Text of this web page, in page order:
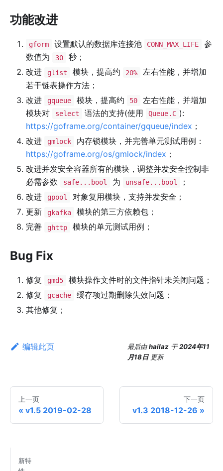
功能改进
gform 设置默认的数据库连接池 CONN_MAX_LIFE
参
数值为
30
秒；
改进
glist 模块，提高约 20%
左右性能，并增加
若干链表操作方法；
改进
gqueue 模块，提高约 50
左右性能，并增加
模块对
select 语法的支持(使用 Queue.C ):
https://goframe.org/container/gqueue/index ；
改进
gmlock
内存锁模块，并完善单元测试用例：
https://goframe.org/os/gmlock/index ；
改进并发安全容器所有的模块，调整并发安全控制非
必需参数
safe...bool 为 unsafe...bool
；
改进
gpool
对象复用模块，支持并发安全；
更新
gkafka
模块的第三方依赖包；
完善
ghttp 模块的单元测试用例；
Bug Fix
修复 gmd5
模块操作文件时的文件指针未关闭问题；
修复
gcache
缓存项过期删除失效问题；
其他修复；
编辑此页 最后由hailaz 于2024年11
月18日 更新
上一页
v1.5 2019-02-28
下一页
v1.3 2018-12-26
新特